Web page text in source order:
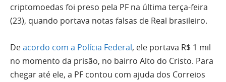
criptomoedas foi preso pela PF na última terça-feira
(23), quando portava notas falsas de Real brasileiro.
Deacordo com a Polícia Federal, ele portava R$ 1 mil
no momento da prisão, no bairro Alto do Cristo. Para
chegar até ele, a PF contou com ajuda dos Correios